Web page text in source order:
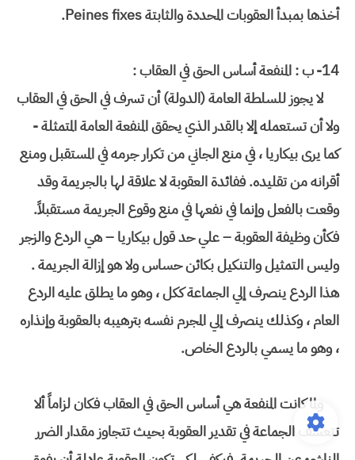
أخذها بمبدأ العقوبات المحددة والثابتة Peines fixes.
14- ب : المنفعة أساس الحق في العقاب :
لا يجوز للسلطة العامة (الدولة) أن تسرف في الحق في العقاب
ولا أن تستعمله إلا بالقدر الذي يحقق المنفعة العامة المتمثلة -
كما يرى بيكاريا ، في منع الجاني من تكرار جرمه في المستقبل ومنع
أقرانه من تقليده. ففائدة العقوبة لا علاقة لها بالجريمة وقد
وقعت بالفعل وإنما في نفعها في منع وقوع الجريمة مستقبلاً.
فكأن وظيفة العقوبة – علي حد قول بيكاريا – هي الردع والزجر
وليس التمثيل والتنكيل بكائن حساس ولا هو إزالة الجريمة .
هذا الردع ينصرف إلي الجماعة ككل ، وهو ما يطلق عليه الردع
العام ، وكذلك ينصرف إلي المجرم نفسه بترهيبه بالعقوبة وإنذاره
، وهو ما يسمي بالردع الخاص.
ولما كانت المنفعة هي أساس الحق في العقاب فكان لزاماً ألا
تتعسف الجماعة في تقدير العقوبة بحيث تتجاوز مقدار الضرر